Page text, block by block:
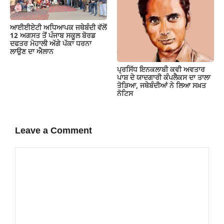
ਆਈਈਏਟੀ ਅਧਿਆਪਕ ਜਥੇਬੰਦੀ ਵੱਲੋਂ
12 ਅਗਸਤ ਤੋਂ ਪੰਜਾਬ ਸਕੂਲ ਬੋਰਡ
ਦਫਤਰ ਮੋਹਾਲੀ ਅੱਗੇ ਪੱਕਾ ਧਰਨਾ
ਲਾਉਣ ਦਾ ਐਲਾਨ
ਪ੍ਰਸਿੱਧ ਇਨਕਲਾਬੀ ਕਵੀ ਅਵਤਾਰ
ਪਾਸ਼ ਦੇ ਯਾਦਗਾਰੀ ਕੰਪਲੈਕਸ ਦਾ ਤਾਲਾ
ਤੋੜਿਆ, ਜਥੇਬੰਦੀਆਂ ਨੇ ਲਿਆ ਸਖ਼ਤ
ਨੋਟਿਸ
Leave a Comment